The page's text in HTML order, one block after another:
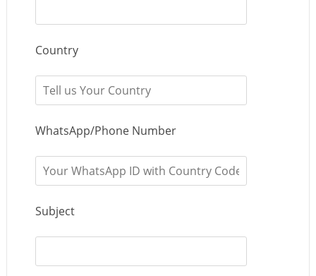
Country
WhatsApp/Phone Number
Subject